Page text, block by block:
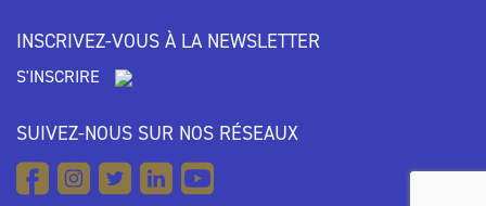
INSCRIVEZ-VOUS À LA NEWSLETTER
S'INSCRIRE
SUIVEZ-NOUS SUR NOS RÉSEAUX